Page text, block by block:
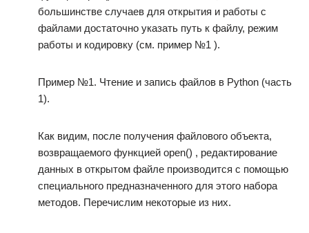
большинстве случаев для открытия и работы с
файлами достаточно указать путь к файлу, режим
работы и кодировку (см. пример №1 ).
Пример №1. Чтение и запись файлов в Python (часть
1).
Как видим, после получения файлового объекта,
возвращаемого функцией open() , редактирование
данных в открытом файле производится с помощью
специального предназначенного для этого набора
методов. Перечислим некоторые из них.